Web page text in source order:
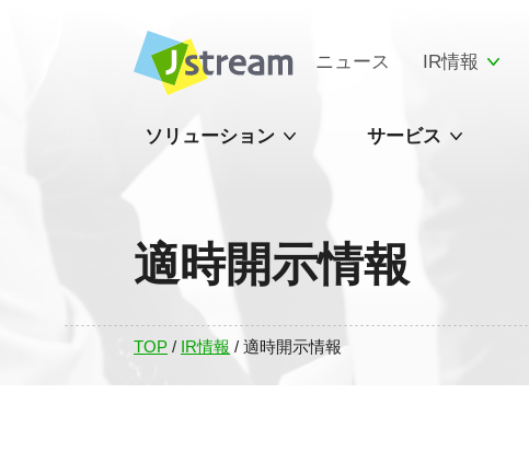
ニュース IR情報
ソリューション サービス
適時開示情報
TOP / IR情報 / 適時開示情報